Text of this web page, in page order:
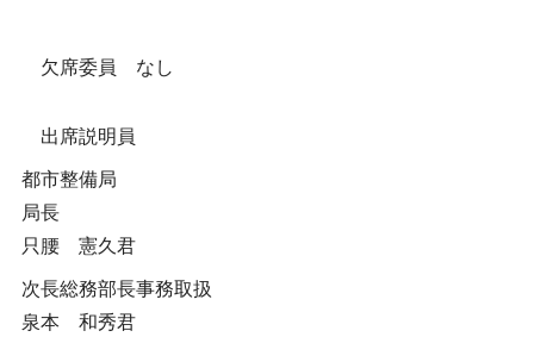
欠席委員 なし
出席説明員
都市整備局
局長
只腰 憲久君
次長総務部長事務取扱
泉本 和秀君